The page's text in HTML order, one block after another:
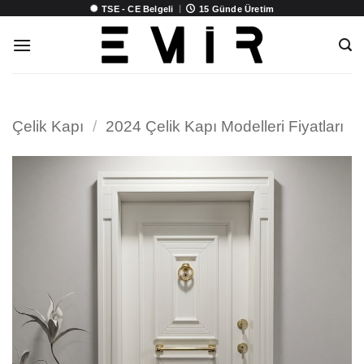
TSE - CE Belgeli | 15 Günde Üretim
Çelik Kapı / 2024 Çelik Kapı Modelleri Fiyatları